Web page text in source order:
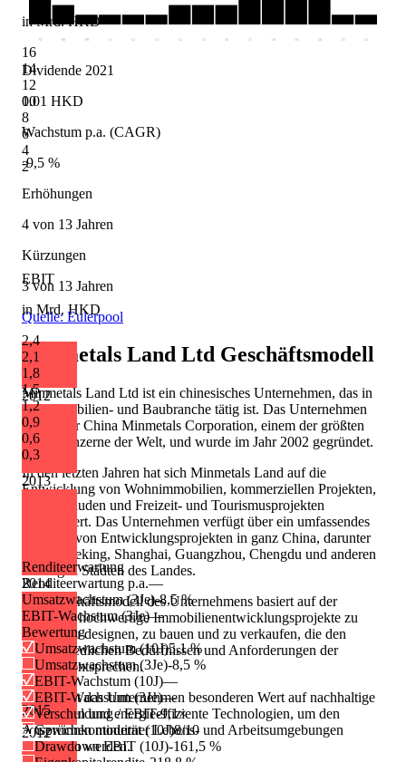
in Mrd. HKD
16
14
12
10
8
6
4
2
2012
2013
2014
2015
EBIT
in Mrd. HKD
2,4
2,1
1,8
1,5
1,2
0,9
0,6
0,3
2012
Renditeerwartung
Renditeerwartung p.a.—
Umsatzwachstum (3Je)-8,5 %
EBIT-Wachstum (3Je)—
Bewertung
Umsatzwachstum (10J)5,1 %
Umsatzwachstum (3Je)-8,5 %
EBIT-Wachstum (10J)—
EBIT-Wachstum (3Je)—
Verschuldung / EBIT-9,1×
Gewinnkontinuität (10J)8/10
Drawdown EBIT (10J)-161,5 %
'97 '98 '99 '12 '13 '14 '15 '16 '17 '18 '19 '20 '21 '22
Dividende 2021
0.01 HKD
Wachstum p.a. (CAGR)
-9,5 %
Erhöhungen
4 von 13 Jahren
Kürzungen
3 von 13 Jahren
Quelle: Eulerpool
Minmetals Land Ltd Geschäftsmodell
Minmetals Land Ltd ist ein chinesisches Unternehmen, das in
der Immobilien- und Baubranche tätig ist. Das Unternehmen
gehört zur China Minmetals Corporation, einem der größten
Metallkonzerne der Welt, und wurde im Jahr 2002 gegründet.
In den letzten Jahren hat sich Minmetals Land auf die
Entwicklung von Wohnimmobilien, kommerziellen Projekten,
Bürogebäuden und Freizeit- und Tourismusprojekten
spezialisiert. Das Unternehmen verfügt über ein umfassendes
Portfolio von Entwicklungsprojekten in ganz China, darunter
auch in Peking, Shanghai, Guangzhou, Chengdu und anderen
wichtigen Städten des Landes.
Das Geschäftsmodell des Unternehmens basiert auf der
Strategie, hochwertige Immobilienentwicklungsprojekte zu
planen, zu designen, zu bauen und zu verkaufen, die den
unterschiedlichen Bedürfnissen und Anforderungen der
Kunden entsprechen.
Dabei legt das Unternehmen besonderen Wert auf nachhaltige
Bauweisen und energieeffiziente Technologien, um den
Ansprüchen moderner Lebens- und Arbeitsumgebungen
gerecht zu werden.